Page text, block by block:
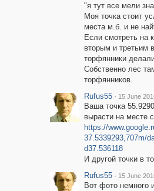
"я тут все мели
Моя точка стоит
места м.б. и не
Если смотреть на
вторым и третьим
торфянники
Собственно лес
торфянников.
Rufus55 · 15 June
Ваша точка
вырасти на месте
https://
37.5339293,707m/
d37.536118
И другой точки в
Rufus55 · 15 June
Вот фото немного